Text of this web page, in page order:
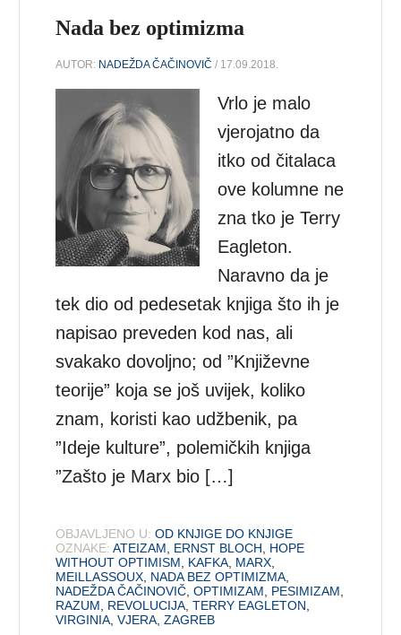
Nada bez optimizma
AUTOR: NADEŽDA ČAČINOVIČ / 17.09.2018.
Vrlo je malo
vjerojatno da
itko od čitalaca
ove kolumne ne
zna tko je Terry
Eagleton.
Naravno da je
tek dio od pedesetak knjiga što ih je
napisao preveden kod nas, ali
svakako dovoljno; od ”Književne
teorije” koja se još uvijek, koliko
znam, koristi kao udžbenik, pa
”Ideje kulture”, polemičkih knjiga
”Zašto je Marx bio […]
OBJAVLJENO U: OD KNJIGE DO KNJIGE
OZNAKE: ATEIZAM ERNST BLOCH
HOPE
WITHOUT OPTIMISM
KAFKA MARX
MEILLASSOUX NADA BEZ OPTIMIZMA
NADEŽDA ČAČINOVIČ ,OPTIMIZAM PESIMIZAM
RAZUM
REVOLUCIJA ,TERRY EAGLETON
VIRGINIA ,VJERA ,ZAGREB